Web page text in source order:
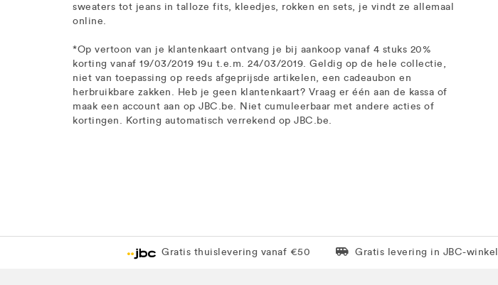
sweaters tot jeans in talloze fits, kleedjes, rokken en sets, je vindt ze allemaal
online.
*Op vertoon van je klantenkaart ontvang je bij aankoop vanaf 4 stuks 20%
korting vanaf 19/03/2019 19u t.e.m. 24/03/2019. Geldig op de hele collectie,
niet van toepassing op reeds afgeprijsde artikelen, een cadeaubon en
herbruikbare zakken. Heb je geen klantenkaart? Vraag er één aan de kassa of
maak een account aan op JBC.be. Niet cumuleerbaar met andere acties of
kortingen. Korting automatisch verrekend op JBC.be.
Gratis thuislevering vanaf €50 Levering in 1 pakket
Gratis levering in JBC-winkel